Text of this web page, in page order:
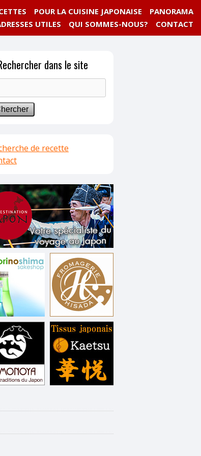
PANORAMA
POUR LA CUISINE JAPONAISE
CONTACT
QUI SOMMES-NOUS?
UTILES
dans le site
de recette